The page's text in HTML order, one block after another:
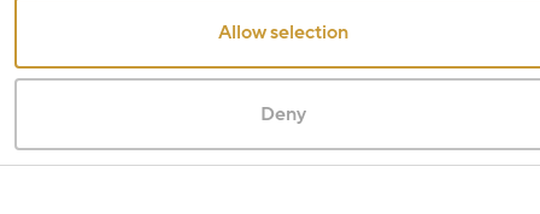
Allow selection
Deny